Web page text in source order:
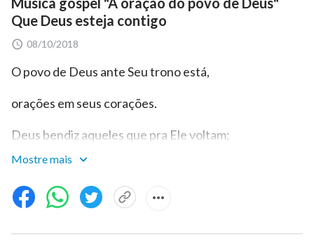
Que Deus esteja contigo
08/10/2018
O povo de Deus ante Seu trono está,
orações em seus corações.
Deus bendiz aqueles que pra Ele voltam;
todos eles vivem na luz.
Que o Espírito Santo ilumine a Palavra,
Mostre mais